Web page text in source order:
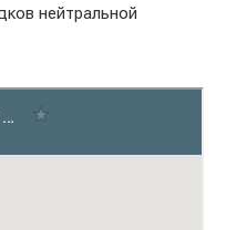
нейтральной